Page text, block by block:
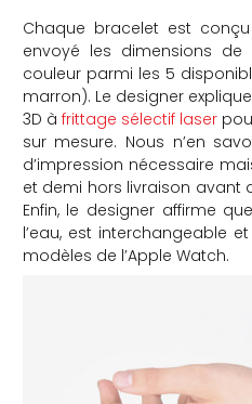
Chaque bracelet est
envoyé les dimensions
couleur parmi les 5
marron). Le designer
3D à frittage sélectif laser
sur mesure. Nous n’en
d’impression nécessaire
et demi hors livraison avant
Enfin, le designer affirme
l’eau, est interchangeable
modèles de l’Apple Watch.